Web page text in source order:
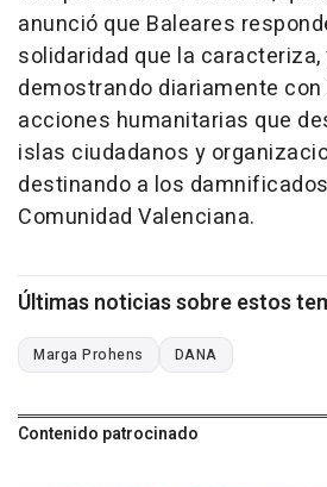
anunció que Baleares
solidaridad que la
demostrando diariamente
acciones humanitarias que
islas ciudadanos y
destinando a los
Comunidad Valenciana.
Últimas noticias sobre estos
Marga Prohens DANA
Contenido patrocinado